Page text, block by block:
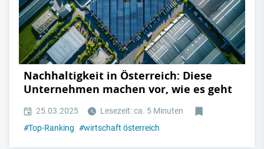
Nachhaltigkeit in Österreich: Diese
Unternehmen machen vor, wie es geht
25.03.2025
Lesezeit: ca. 5 Minuten
#Top-Ranking #wirtschaft österreich